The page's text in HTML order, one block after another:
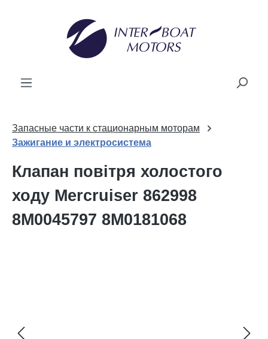
Запасные части к стационарным моторам
Зажигание и электросистема
Клапан повітря холостого
ходу Mercruiser 862998
8M0045797 8M0181068